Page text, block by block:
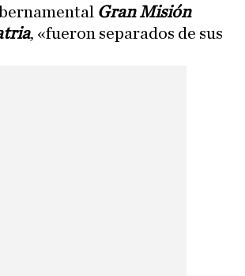
Gran Misión
, «fueron separados de sus